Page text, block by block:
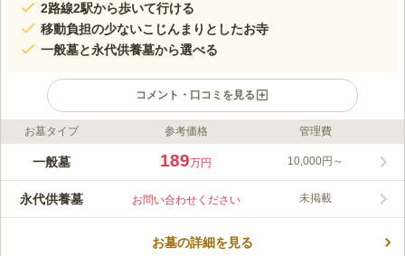
2路線2駅から歩いて行ける
移動負担の少ないこじんまりとしたお寺
一般墓と永代供養墓から選べる
コメント・口コミを見る
ライフドット編集部のコメント
仙龍寺は、東京都文京区にある臨済宗妙心寺派のお寺です。最寄
ります。万治年間（1658～1660）から続く由緒あるお寺で、所
蔵している阿弥陀如来坐像一躯は、区指定有形文化財となってい
蔵がお墓を見守っています。
お墓タイプ 参考価格 管理費
一般墓 189万円 10,000円～
永代供養墓 お問い合わせください 未掲載
お墓の詳細を見る